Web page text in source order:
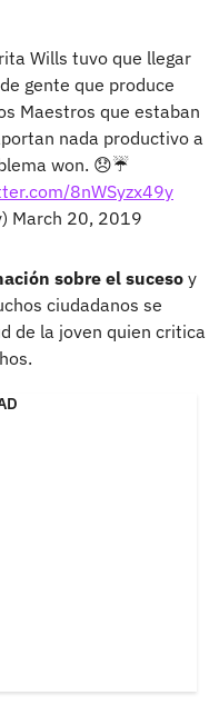
Wills tuvo que llegar
gente que produce
Maestros que estaban
nada productivo a
won. 😞☔️
8nWSyzx49y
March 20, 2019
sobre el suceso y
ciudadanos se
de la joven quien critica